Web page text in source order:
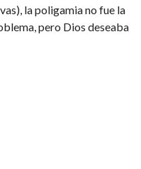
la poligamia no fue la
pero Dios deseaba